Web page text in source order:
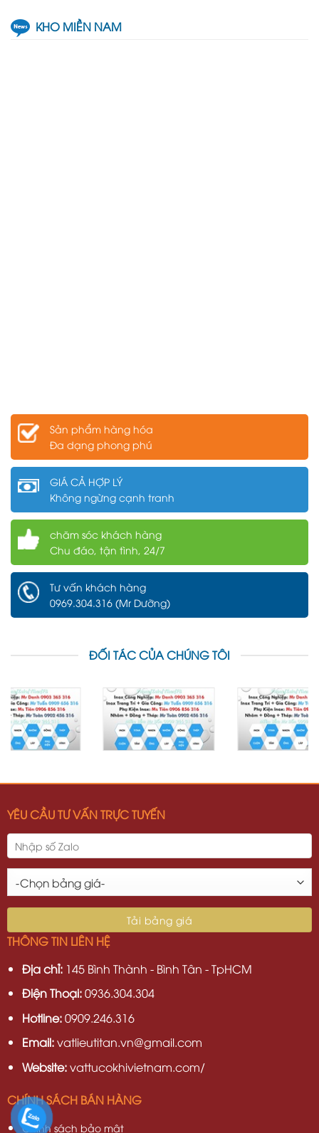
KHO MIỀN NAM
Sản phẩm hàng hóa
Đa dạng phong phú
GIÁ CẢ HỢP LÝ
Không ngừng cạnh tranh
chăm sóc khách hàng
Chu đáo, tận tình, 24/7
Tư vấn khách hàng
0969.304.316 (Mr Dưỡng)
ĐỐI TÁC CỦA CHÚNG TÔI
YÊU CẦU TƯ VẤN TRỰC TUYẾN
THÔNG TIN LIÊN HỆ
Địa chỉ:145 Bình Thành - Bình Tân - TpHCM
Điện Thoại:0936.304.304
Hotline:0909.246.316
Email:vatlieutitan.vn@gmail.com
Website:vattucokhivietnam.com/
CHÍNH SÁCH BÁN HÀNG
Chính sách bảo mật